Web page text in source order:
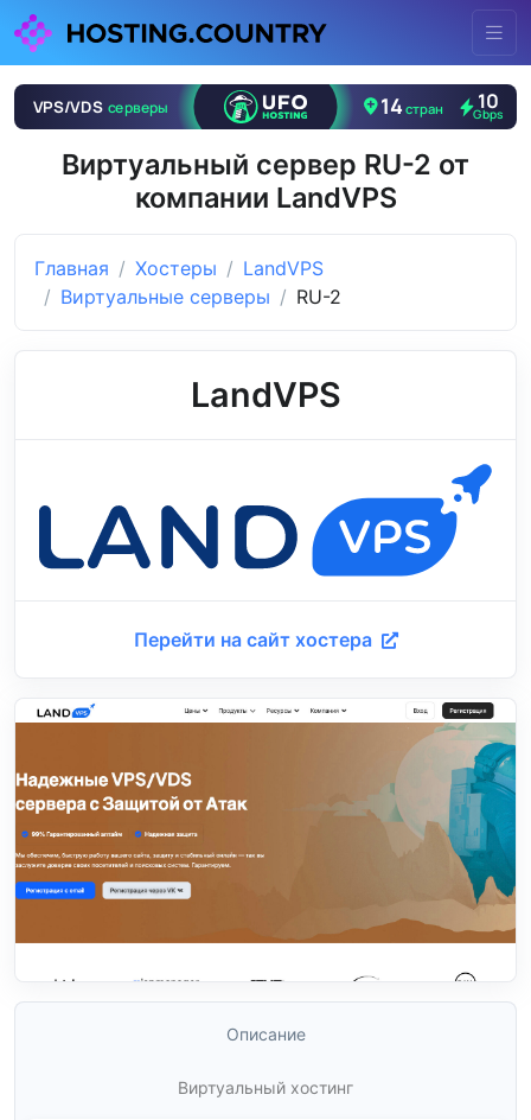
Виртуальный сервер RU-2 от
компании LandVPS
Главная Хостеры
LandVPS
Виртуальные серверы
RU-2
LandVPS
Перейти на сайт хостера
Описание
Виртуальный хостинг